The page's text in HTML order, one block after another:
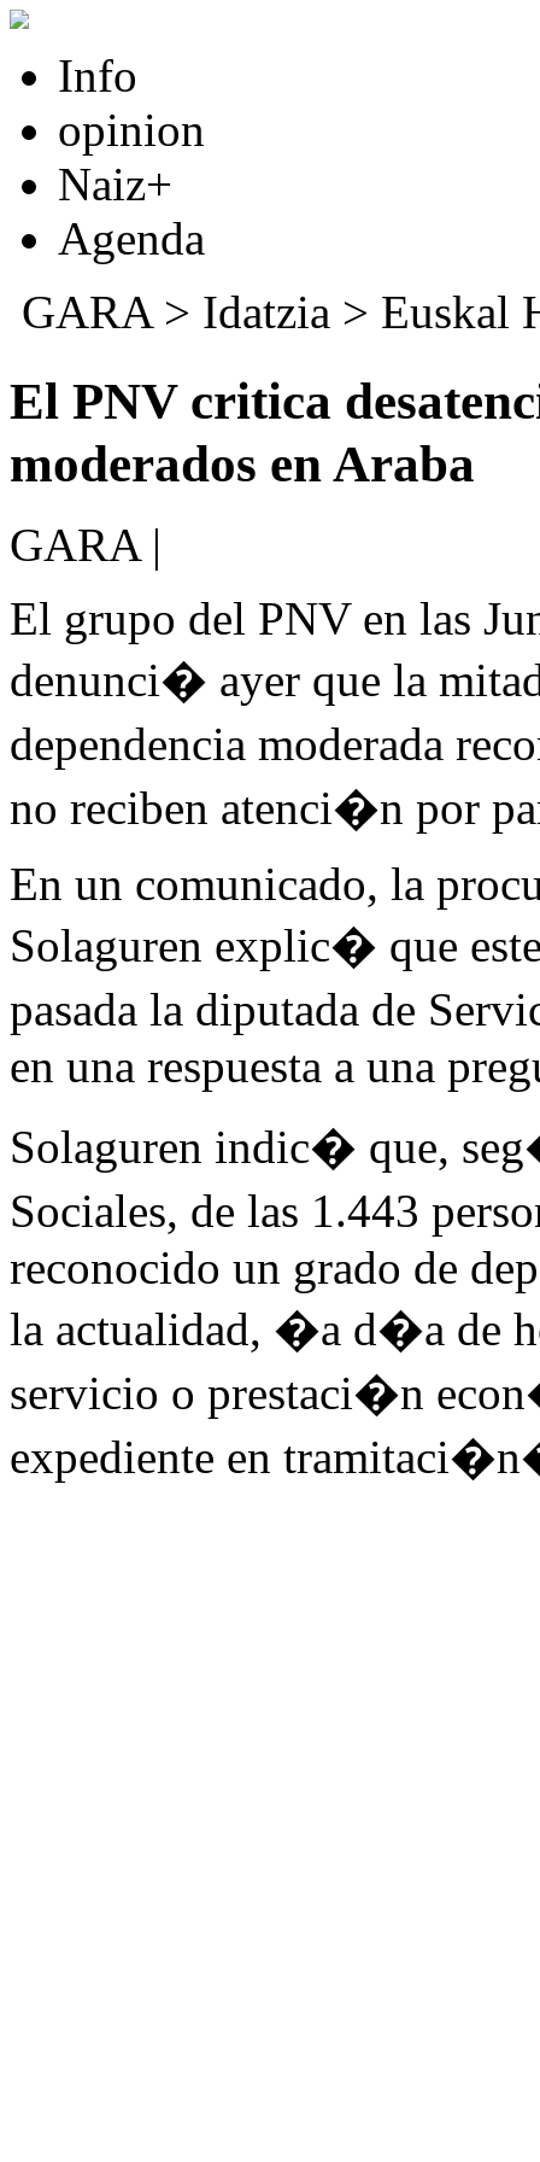
Info
opinion
Naiz+
Agenda
GARA> Idatzia > Euskal
El PNV critica
moderados en Araba
GARA |
El grupo del PNV en las
denunci� ayer que la
dependencia moderada
no reciben atenci�n por
En un comunicado, la
Solaguren explic� que
pasada la diputada de
en una respuesta a una
Solaguren indic� que,
Sociales, de las 1.443
reconocido un grado de
la actualidad, �a d�a de
servicio o prestaci�n
expediente en